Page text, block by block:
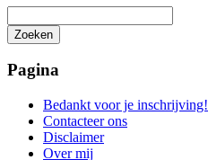
Zoeken
zoeken
Pagina
Bedankt voor je inschrijving!
Contacteer ons
Disclaimer
Over mij